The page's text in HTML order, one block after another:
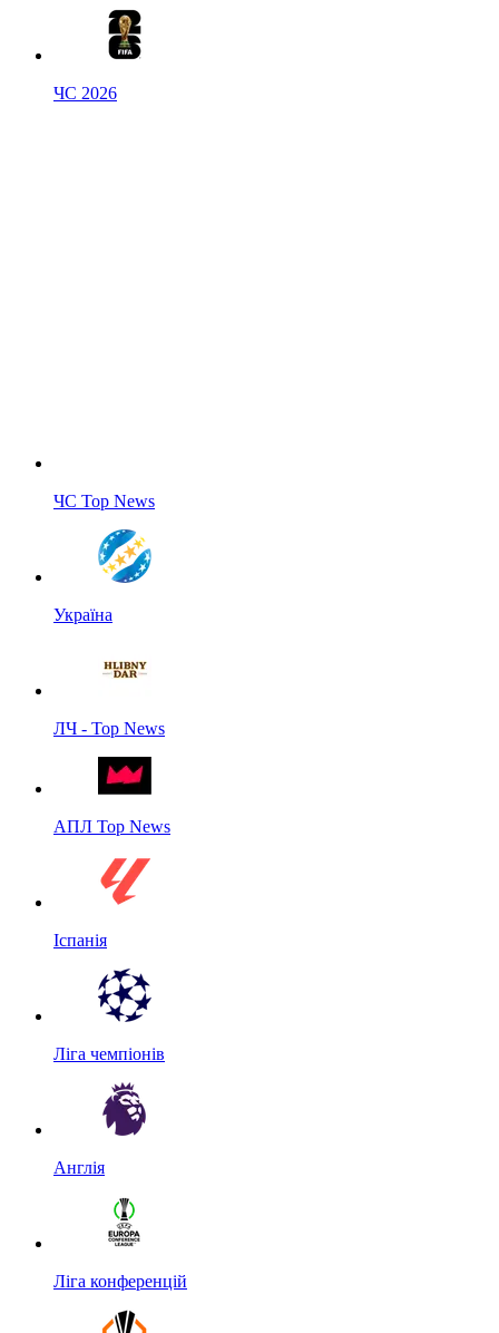
ЧС 2026
ЧС Top News
Україна
ЛЧ - Top News
АПЛ Top News
Іспанія
Ліга чемпіонів
Англія
Ліга конференцій